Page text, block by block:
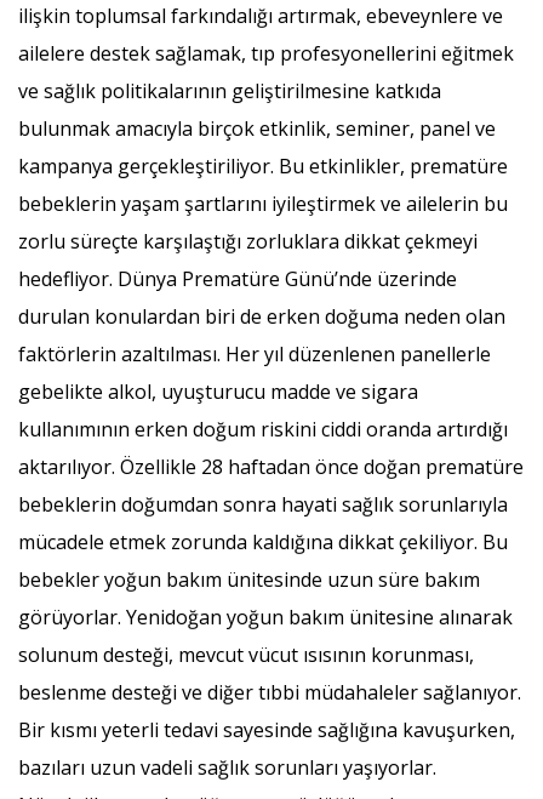
ilişkin toplumsal farkındalığı artırmak, ebeveynlere ve
ailelere destek sağlamak, tıp profesyonellerini eğitmek
ve sağlık politikalarının geliştirilmesine katkıda
bulunmak amacıyla birçok etkinlik, seminer, panel ve
kampanya gerçekleştiriliyor. Bu etkinlikler, prematüre
bebeklerin yaşam şartlarını iyileştirmek ve ailelerin bu
zorlu süreçte karşılaştığı zorluklara dikkat çekmeyi
hedefliyor. Dünya Prematüre Günü’nde üzerinde
durulan konulardan biri de erken doğuma neden olan
faktörlerin azaltılması. Her yıl düzenlenen panellerle
gebelikte alkol, uyuşturucu madde ve sigara
kullanımının erken doğum riskini ciddi oranda artırdığı
aktarılıyor. Özellikle 28 haftadan önce doğan prematüre
bebeklerin doğumdan sonra hayati sağlık sorunlarıyla
mücadele etmek zorunda kaldığına dikkat çekiliyor. Bu
bebekler yoğun bakım ünitesinde uzun süre bakım
görüyorlar. Yenidoğan yoğun bakım ünitesine alınarak
solunum desteği, mevcut vücut ısısının korunması,
beslenme desteği ve diğer tıbbi müdahaleler sağlanıyor.
Bir kısmı yeterli tedavi sayesinde sağlığına kavuşurken,
bazıları uzun vadeli sağlık sorunları yaşıyorlar.